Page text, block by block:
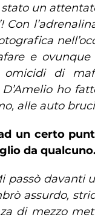
stato un
Con
e ovunque
omicidi di
ho
alle auto
un certo
da qualcuno.
passò davanti
assurdo,
di mezzo